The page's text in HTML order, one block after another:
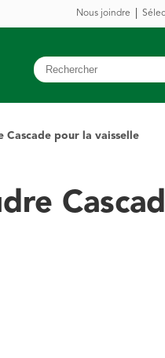
Nous joindre
pour la vaisselle